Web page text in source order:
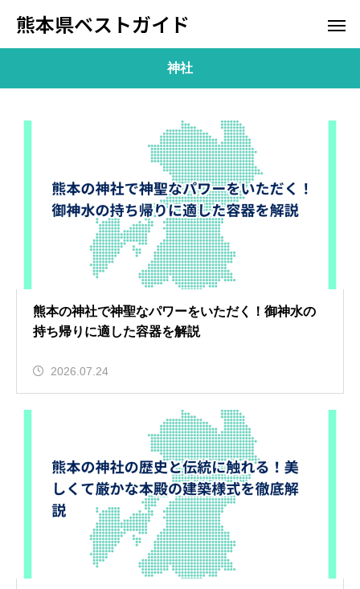
熊本県ベストガイド
神社
熊本の神社で神聖なパワーをいただく！御神水の
持ち帰りに適した容器を解説
2026.07.24